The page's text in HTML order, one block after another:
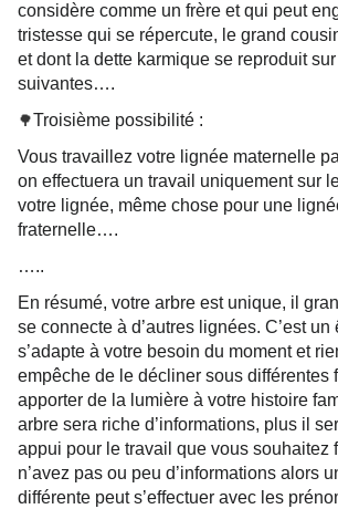
considère comme un frère et qui peut
tristesse qui se répercute, le grand
et dont la dette karmique se reproduit
suivantes….
🌳Troisième possibilité :
Vous travaillez votre lignée maternelle
on effectuera un travail uniquement sur
votre lignée, même chose pour une
fraternelle….
…..
En résumé, votre arbre est unique, il
se connecte à d’autres lignées. C’est un
s’adapte à votre besoin du moment et
empêche de le décliner sous différentes
apporter de la lumière à votre histoire
arbre sera riche d’informations, plus il
appui pour le travail que vous souhaitez
n’avez pas ou peu d’informations alors
différente peut s’effectuer avec les